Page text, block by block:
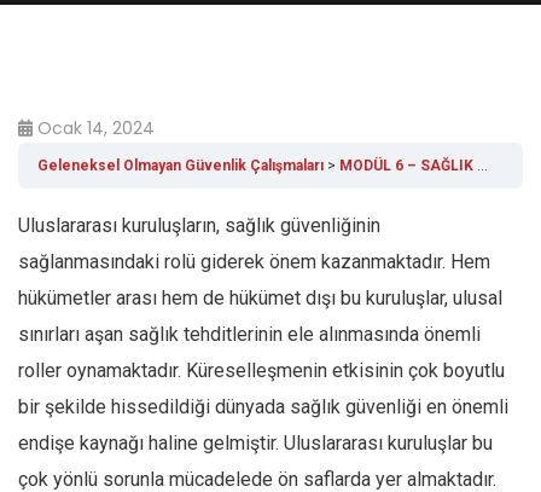
Ocak 14, 2024
Geleneksel Olmayan Güvenlik Çalışmaları MODÜL 6 – SAĞLIK GÜVENLİĞİ
Uluslararası kuruluşların, sağlık güvenliğinin
sağlanmasındaki rolü giderek önem kazanmaktadır. Hem
hükümetler arası hem de hükümet dışı bu kuruluşlar, ulusal
sınırları aşan sağlık tehditlerinin ele alınmasında önemli
roller oynamaktadır. Küreselleşmenin etkisinin çok boyutlu
bir şekilde hissedildiği dünyada sağlık güvenliği en önemli
endişe kaynağı haline gelmiştir. Uluslararası kuruluşlar bu
çok yönlü sorunla mücadelede ön saflarda yer almaktadır.